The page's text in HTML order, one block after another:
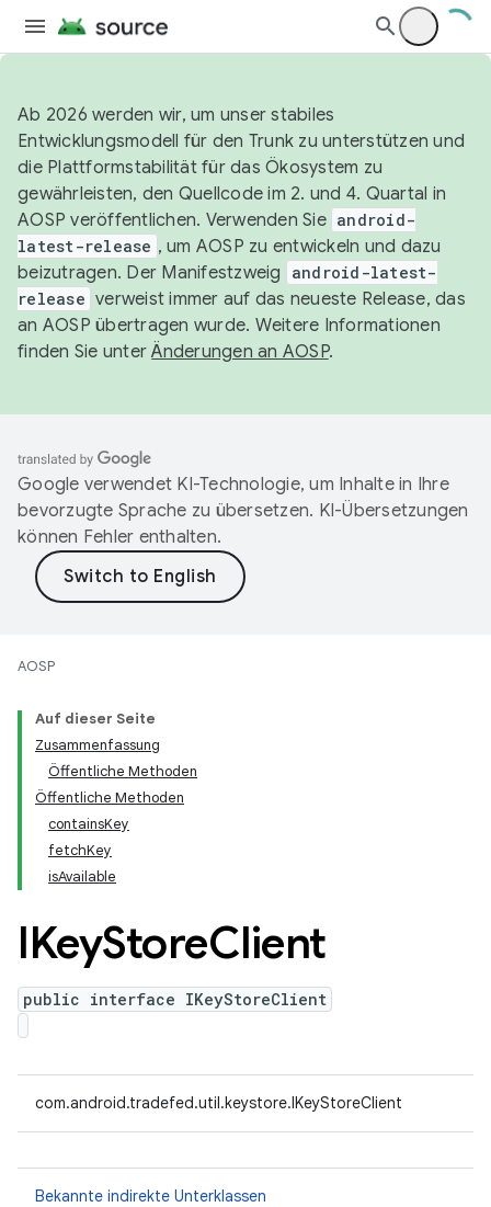
Ab 2026 werden wir, um unser stabiles
Entwicklungsmodell für den Trunk zu unterstützen und
die Plattformstabilität für das Ökosystem zu
gewährleisten, den Quellcode im 2. und 4. Quartal in
AOSP veröffentlichen. Verwenden Sie android-
latest-release , um AOSP zu entwickeln und dazu
beizutragen. Der Manifestzweig
android-latest-
release verweist immer auf das neueste Release, das
an AOSP übertragen wurde. Weitere Informationen
finden Sie unterÄnderungen an AOSP.
Google verwendet KI-Technologie, um Inhalte in Ihre
bevorzugte Sprache zu übersetzen. KI-Übersetzungen
können Fehler enthalten.
AOSP
Auf dieser Seite
Zusammenfassung
Öffentliche Methoden
Öffentliche Methoden
containsKey
fetchKey
isAvailable
IKeyStoreClient
public interface IKeyStoreClient
com.android.tradefed.util.keystore.IKeyStoreClient
Bekannte indirekte Unterklassen